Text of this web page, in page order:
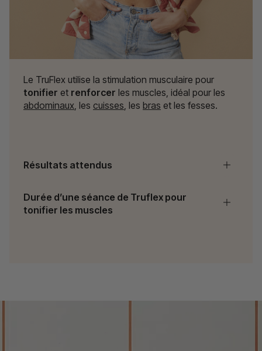
Le TruFlex utilise la stimulation musculaire pour
tonifier et renforcer les muscles, idéal pour les
abdominaux, les cuisses, les bras et les fesses.
Résultats attendus
Durée d’une séance de Truflex pour
tonifier les muscles